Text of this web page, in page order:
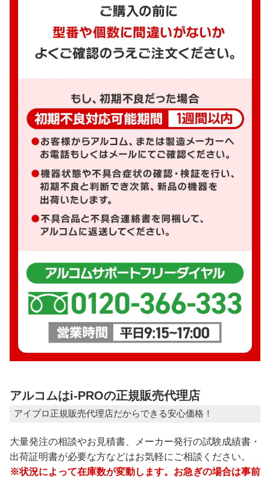
アルコムはi-PROの正規販売代理店
アイプロ正規販売代理店だからできる安心価格！
大量発注の相談やお見積書、メーカー発行の試験成績書・
出荷証明書が必要な方などはお気軽にご相談ください。
※状況によって在庫数が変動します。お急ぎの場合は事前